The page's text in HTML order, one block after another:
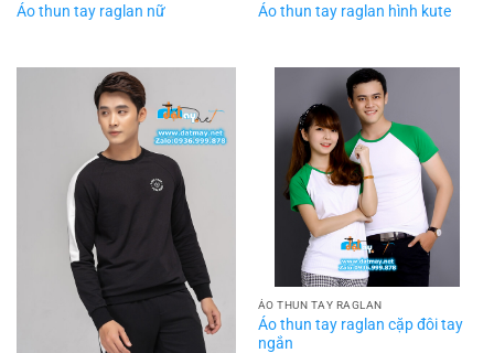
Áo thun tay raglan nữ Áo thun tay raglan hình kute
ÁO THUN TAY RAGLAN
Áo thun tay raglan cặp đôi tay
ngắn